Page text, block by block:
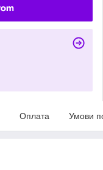
Оплата Умови